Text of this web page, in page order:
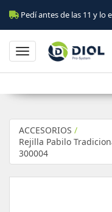
Pedí antes de las 11 y lo
Toggle navigation
ACCESORIOS /
Rejilla Pabilo
300004